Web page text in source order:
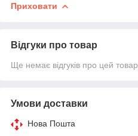
Приховати
Відгуки про товар
Ще немає відгуків про цей товар
Умови доставки
Нова Пошта